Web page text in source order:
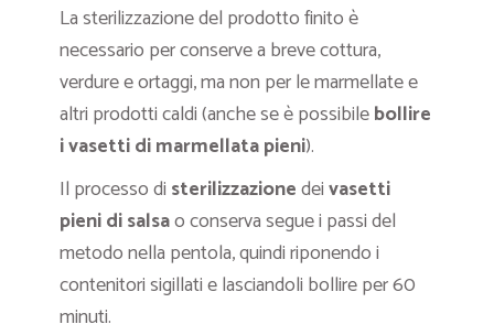
La sterilizzazione del prodotto finito è
necessario per conserve a breve cottura,
verdure e ortaggi, ma non per le marmellate e
altri prodotti caldi (anche se è possibilebollire
i vasetti di marmellata pieni).
Il processo di sterilizzazionedeivasetti
pieni di salsao conserva segue i passi del
metodo nella pentola, quindi riponendo i
contenitori sigillati e lasciandoli bollire per 60
minuti.